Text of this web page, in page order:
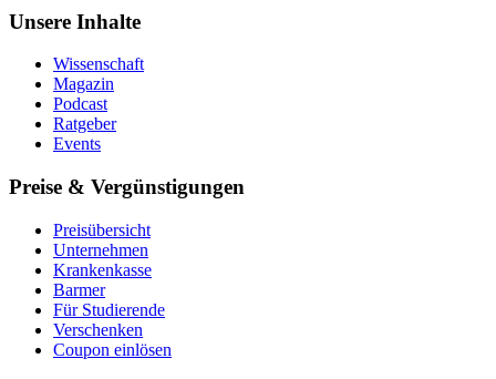
Unsere Inhalte
Wissenschaft
Magazin
Podcast
Ratgeber
Events
Preise & Vergünstigungen
Preisübersicht
Unternehmen
Krankenkasse
Barmer
Für Studierende
Ver­schen­ken
Coupon einlösen